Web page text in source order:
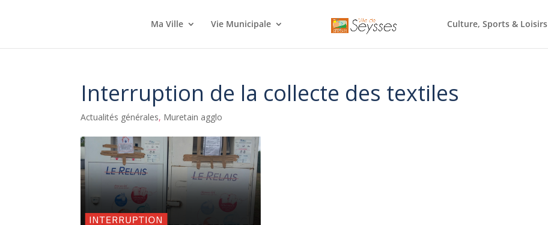
Ma Ville Vie Municipale Culture, Sports & Loisirs
Interruption de la collecte des textiles
Actualités générales, Muretain agglo